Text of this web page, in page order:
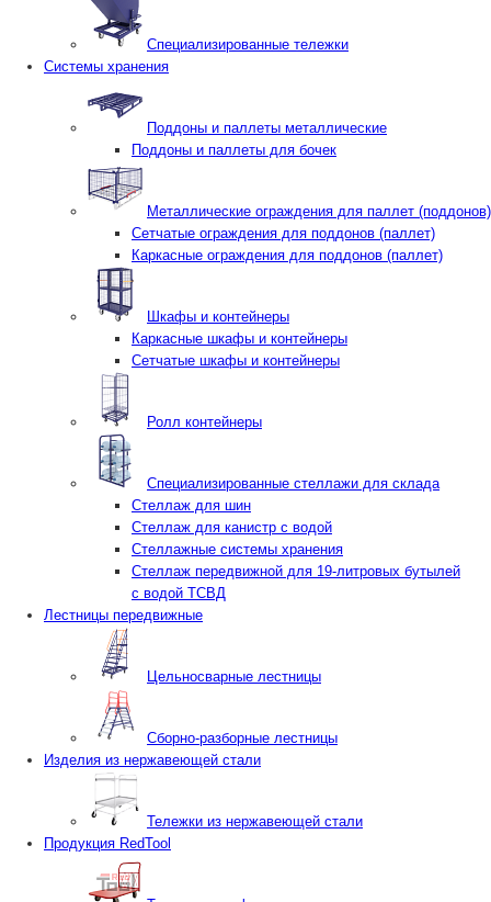
Специализированные тележки
Системы хранения
Поддоны и паллеты металлические
Поддоны и паллеты для бочек
Металлические ограждения для паллет (поддонов)
Сетчатые ограждения для поддонов (паллет)
Каркасные ограждения для поддонов (паллет)
Шкафы и контейнеры
Каркасные шкафы и контейнеры
Сетчатые шкафы и контейнеры
Ролл контейнеры
Специализированные стеллажи для склада
Стеллаж для шин
Стеллаж для канистр с водой
Стеллажные системы хранения
Стеллаж передвижной для 19-литровых бутылей
с водой ТСВД
Лестницы передвижные
Цельносварные лестницы
Сборно-разборные лестницы
Изделия из нержавеющей стали
Тележки из нержавеющей стали
Продукция RedTool